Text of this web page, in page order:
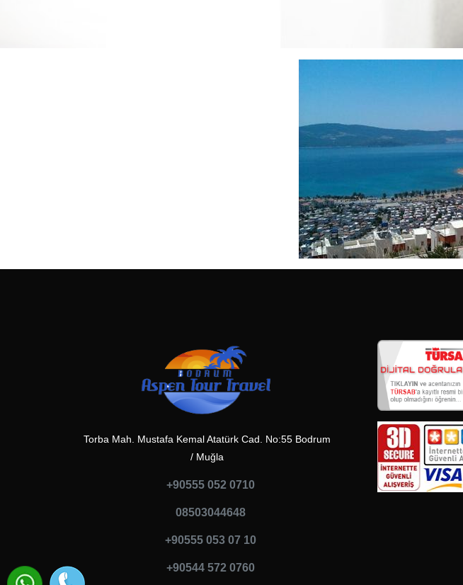
Torba Mah. Mustafa Kemal Atatürk Cad. No:55 Bodrum
/ Muğla
+90555 052 0710
08503044648
+90555 053 07 10
+90544 572 0760